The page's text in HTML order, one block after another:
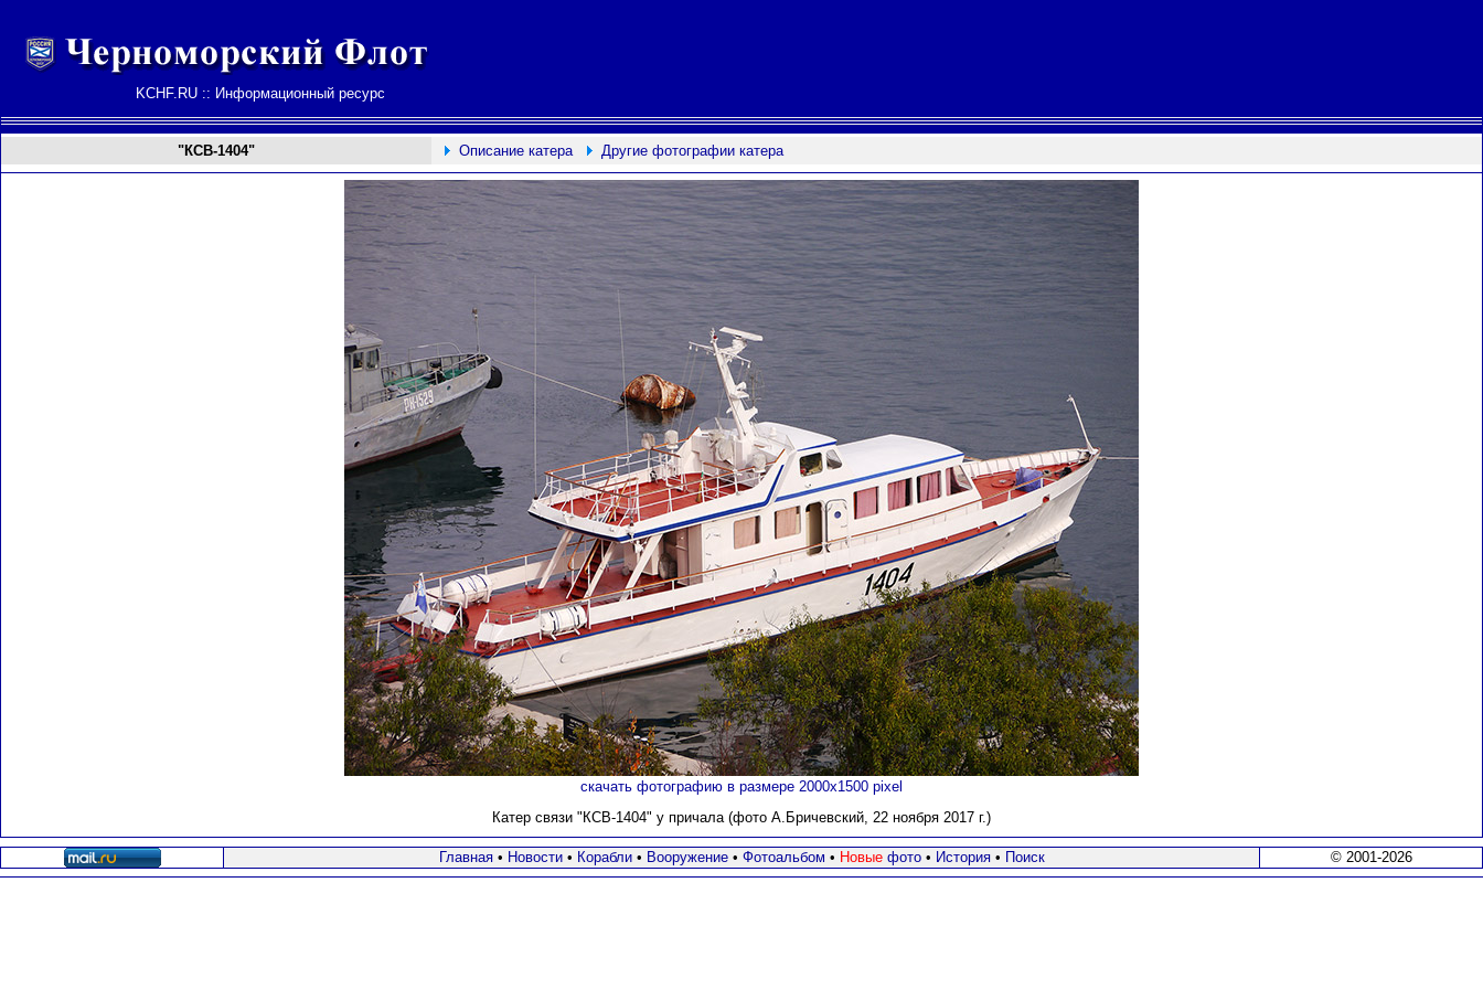
KCHF.RU :: Информационный ресурс
"КСВ-1404" Описание катера Другие фотографии катера
скачать фотографию в размере 2000х1500 pixel
Катер связи "КСВ-1404" у причала (фото А.Бричевский, 22 ноября 2017 г.)
Главная• Новости• Корабли• Вооружение • Фотоальбом • Новыефото • История• Поиск © 2001-2026